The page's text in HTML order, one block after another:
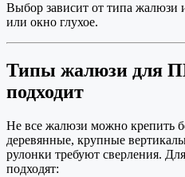
Выбор зависит от типа жалюзи
или окно глухое.
Типы жалюзи для
подходит
Не все жалюзи можно крепить
деревянные, крупные
рулонки требуют сверления.
подходят: